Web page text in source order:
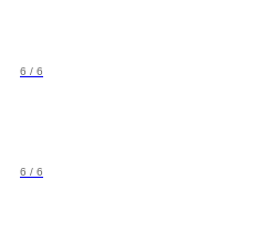
6 / 6
6 / 6